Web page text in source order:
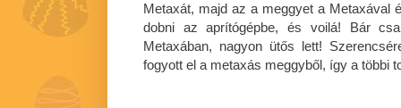
Metaxát, majd az a meggyet a Metaxával
dobni az aprítógépbe, és voilá! Bár
Metaxában, nagyon ütős lett!
fogyott el a metaxás meggyből, így a többi